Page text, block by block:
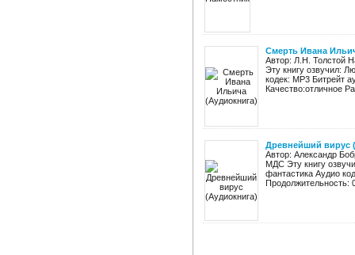
Смерть Ивана
Автор: Л.Н. Толстой
Эту книгу озвучил:
кодек: MP3 Битрейт
Качество:отличное
Древнейший вирус
Автор: Александр
МДС Эту книгу
фантастика Аудио
Продолжительность: